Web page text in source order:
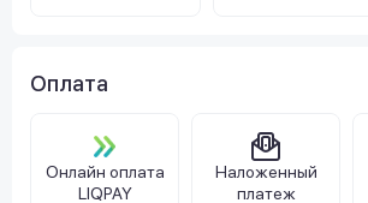
Оплата
Онлайн оплата
LIQPAY
Наложенный
платеж